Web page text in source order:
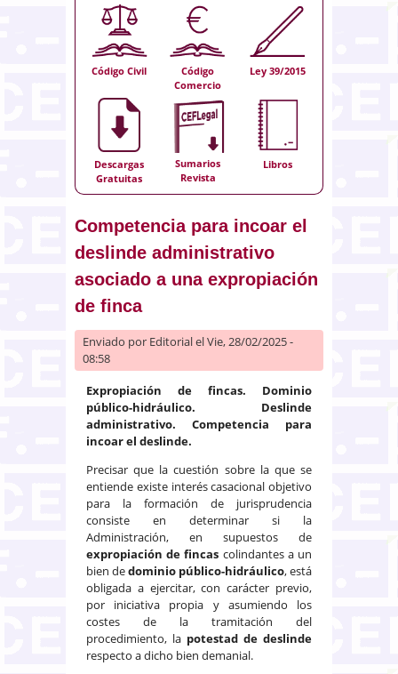
Código Civil
Código
Comercio
Ley 39/2015
Descargas
Gratuitas
Sumarios
Revista
Libros
Competencia para incoar el
deslinde administrativo
asociado a una expropiación
de finca
Enviado por Editorialel Vie, 28/02/2025 -
08:58
Expropiación de fincas. Dominio
público-hidráulico. Deslinde
administrativo. Competencia para
incoar el deslinde.
Precisar que la cuestión sobre la que se
entiende existe interés casacional objetivo
para la formación de jurisprudencia
consiste en determinar si la
Administración, en supuestos de
expropiación de fincas colindantes a un
bien dedominio público-hidráulico, está
obligada a ejercitar, con carácter previo,
por iniciativa propia y asumiendo los
costes de la tramitación del
procedimiento, la potestad de deslinde
respecto a dicho bien demanial.